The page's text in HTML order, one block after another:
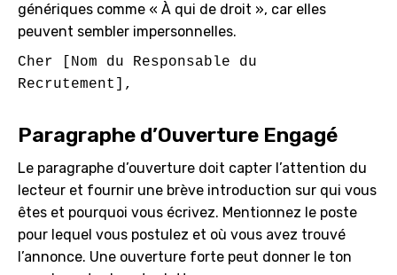
génériques comme « À qui de droit », car elles
peuvent sembler impersonnelles.
Cher [Nom du Responsable du
Paragraphe d’Ouverture Engagé
Le paragraphe d’ouverture doit capter l’attention du
lecteur et fournir une brève introduction sur qui vous
êtes et pourquoi vous écrivez. Mentionnez le poste
pour lequel vous postulez et où vous avez trouvé
l’annonce. Une ouverture forte peut donner le ton